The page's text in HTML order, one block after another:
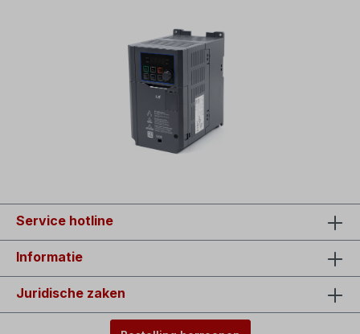
Service hotline
Informatie
Juridische zaken